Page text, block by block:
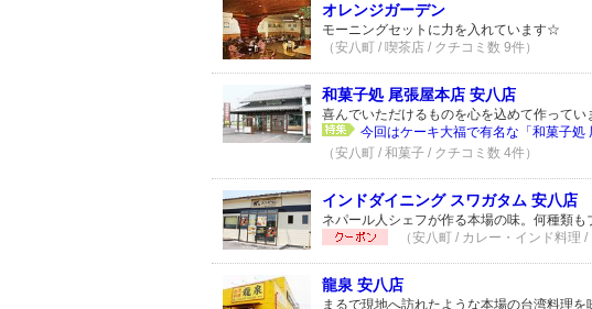
オレンジガーデン
モーニングセットに力を入れています☆
（安八町 / 喫茶店 / クチコミ数 9件）
和菓子処 尾張屋本店 安八店
喜んでいただけるものを心を込めて作ってい
今回はケーキ大福で有名な「和菓子処
（安八町 / 和菓子 / クチコミ数 4件）
インドダイニング スワガタム 安八店
ネパール人シェフが作る本場の味。何種類
（安八町 / カレー・インド料理 /
龍泉 安八店
まるで現地へ訪れたような本場の台湾料理